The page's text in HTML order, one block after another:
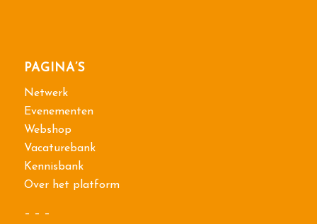
PAGINA’S
Netwerk
Evenementen
Webshop
Vacaturebank
Kennisbank
Over het platform
– – –